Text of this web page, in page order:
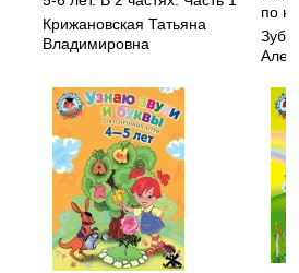
Крижановская Татьяна
Владимировна
по